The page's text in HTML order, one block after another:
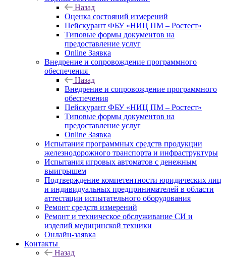
Назад
Оценка состояний измерений
Пейскурант ФБУ «НИЦ ПМ – Ростест»
Типовые формы документов на
предоставление услуг
Online Заявка
Внедрение и сопровождение программного
обеспечения
Назад
Внедрение и сопровождение программного
обеспечения
Пейскурант ФБУ «НИЦ ПМ – Ростест»
Типовые формы документов на
предоставление услуг
Online Заявка
Испытания программных средств продукции
железнодорожного транспорта и инфраструктуры
Испытания игровых автоматов с денежным
выигрышем
Подтверждение компетентности юридических лиц
и индивидуальных предпринимателей в области
аттестации испытательного оборудования
Ремонт средств измерений
Ремонт и техническое обслуживание СИ и
изделий медицинской техники
Онлайн-заявка
Контакты
Назад